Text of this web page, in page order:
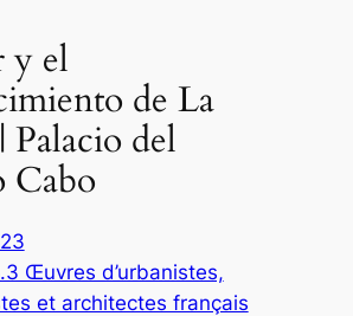
y el
de La
Palacio del
Cabo
Œuvres d’urbanistes,
et architectes français